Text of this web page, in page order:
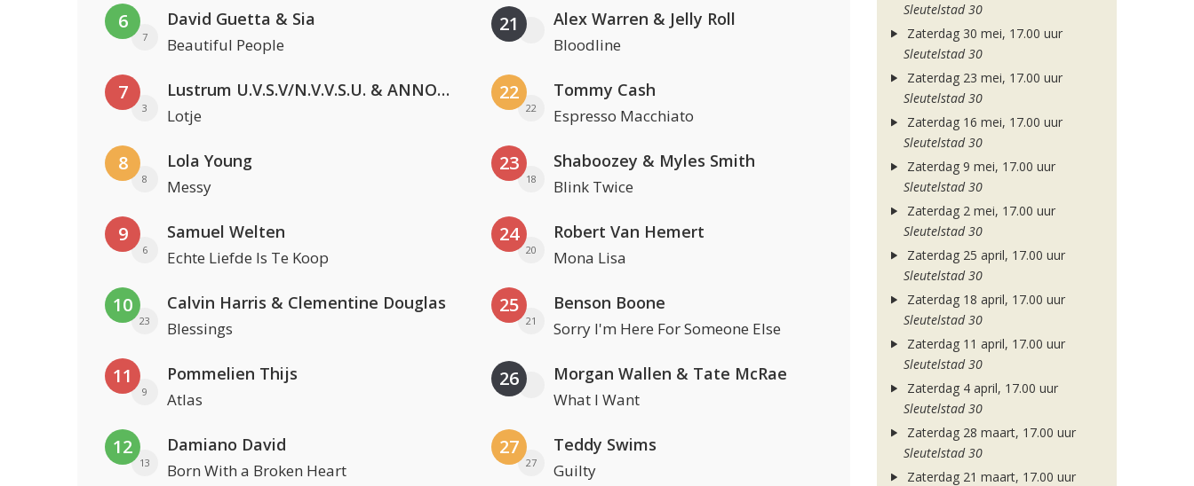
6
7
David Guetta & Sia
Beautiful People
7
3
Lustrum U.V.S.V/N.V.V.S.U. & ANNO ONS & Jopke van Dobbenburgh & Roeland Beelen
Lotje
8
8
Lola Young
Messy
9
6
Samuel Welten
Echte Liefde Is Te Koop
10
23
Calvin Harris & Clementine Douglas
Blessings
11
9
Pommelien Thijs
Atlas
12
13
Damiano David
Born With a Broken Heart
21 Alex Warren & Jelly Roll
Bloodline
22
22
Tommy Cash
Espresso Macchiato
23
18
Shaboozey & Myles Smith
Blink Twice
24
20
Robert Van Hemert
Mona Lisa
25
21
Benson Boone
Sorry I'm Here For Someone Else
26 Morgan Wallen & Tate McRae
What I Want
27
27
Teddy Swims
Guilty
Sleutelstad 30
Zaterdag 30 mei, 17.00 uur
Sleutelstad 30
Zaterdag 23 mei, 17.00 uur
Sleutelstad 30
Zaterdag 16 mei, 17.00 uur
Sleutelstad 30
Zaterdag 9 mei, 17.00 uur
Sleutelstad 30
Zaterdag 2 mei, 17.00 uur
Sleutelstad 30
Zaterdag 25 april, 17.00 uur
Sleutelstad 30
Zaterdag 18 april, 17.00 uur
Sleutelstad 30
Zaterdag 11 april, 17.00 uur
Sleutelstad 30
Zaterdag 4 april, 17.00 uur
Sleutelstad 30
Zaterdag 28 maart, 17.00 uur
Sleutelstad 30
Zaterdag 21 maart, 17.00 uur